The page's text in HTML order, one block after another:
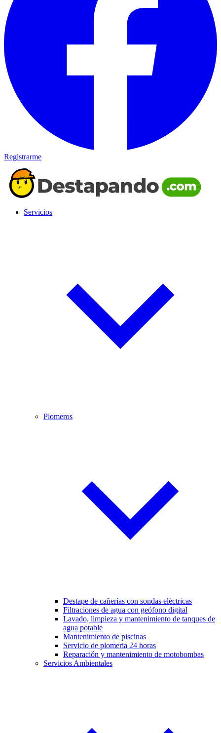
Registrarme
Servicios
Plomeros
Destape de cañerías con sondas eléctricas
Filtraciones de agua con geófono digital
Lavado, limpieza y mantenimiento de tanques de
agua potable
Mantenimiento de piscinas
Servicio de plomeria 24 horas
Reparación y mantenimiento de motobombas
Servicios Ambientales